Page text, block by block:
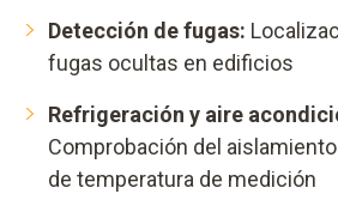
Detección de fugas:
fugas ocultas en edificios
Refrigeración y aire
Comprobación del
de temperatura de medición